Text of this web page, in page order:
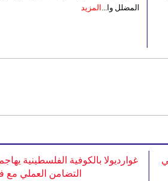
المضلل وا... المزيد
غوارديولا بالكوفية الفلسطينية
التضامن العملي